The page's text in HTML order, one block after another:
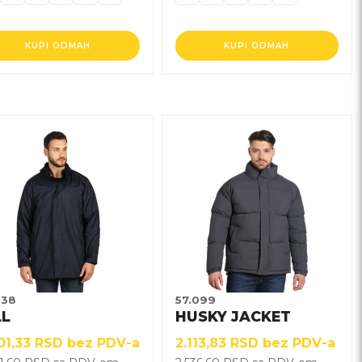
KUPI ODMAH KUPI ODMAH
RSD bez PDV-a
57.099
HUSKY JACKET
2.113,83 RSD bez PDV-a
varijanti.
Opcije
mogu
izabrane
na
proizvoda.